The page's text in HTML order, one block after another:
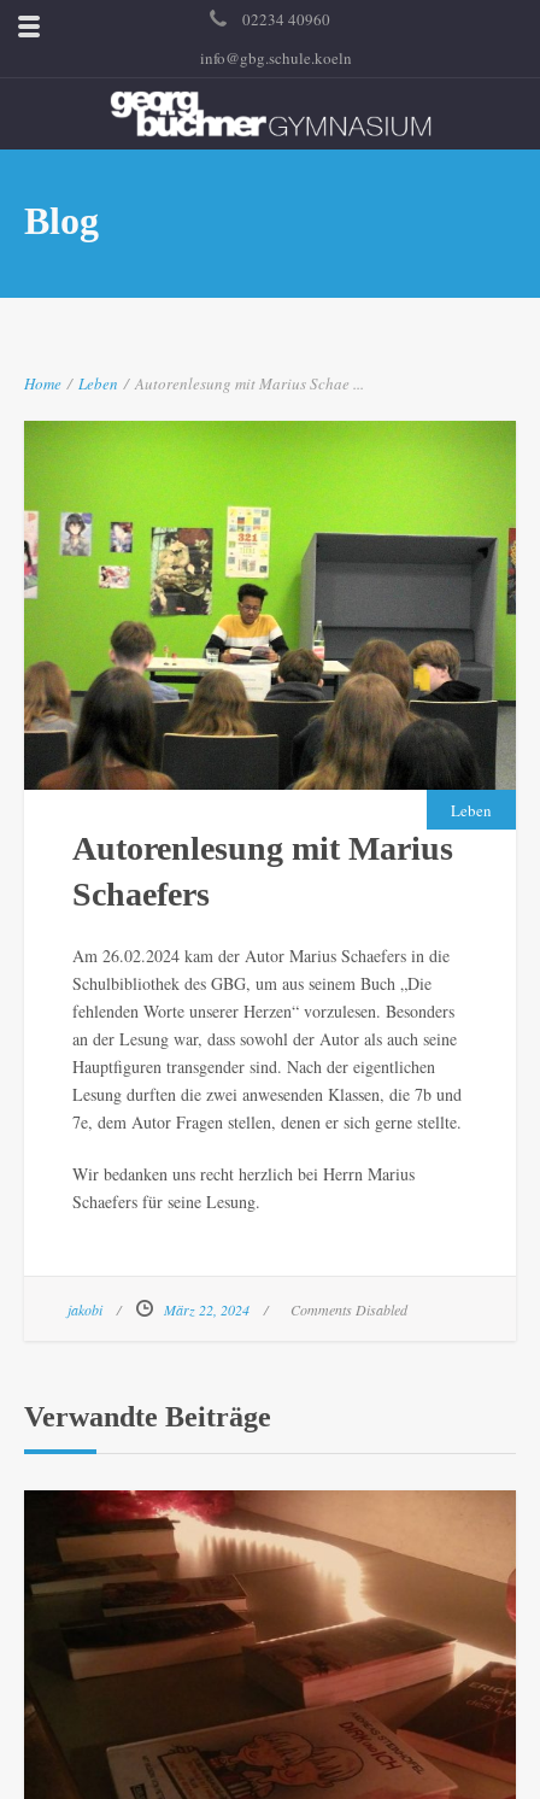
02234 40960
info@gbg.schule.koeln
Blog
Home / Leben / Autorenlesung mit Marius Schae ...
Leben
Autorenlesung mit Marius
Schaefers
Am 26.02.2024 kam der Autor Marius Schaefers in die
Schulbibliothek des GBG, um aus seinem Buch „Die
fehlenden Worte unserer Herzen“ vorzulesen. Besonders
an der Lesung war, dass sowohl der Autor als auch seine
Hauptfiguren transgender sind. Nach der eigentlichen
Lesung durften die zwei anwesenden Klassen, die 7b und
7e, dem Autor Fragen stellen, denen er sich gerne stellte.
Wir bedanken uns recht herzlich bei Herrn Marius
Schaefers für seine Lesung.
jakobi März 22, 2024 Comments Disabled
Verwandte Beiträge